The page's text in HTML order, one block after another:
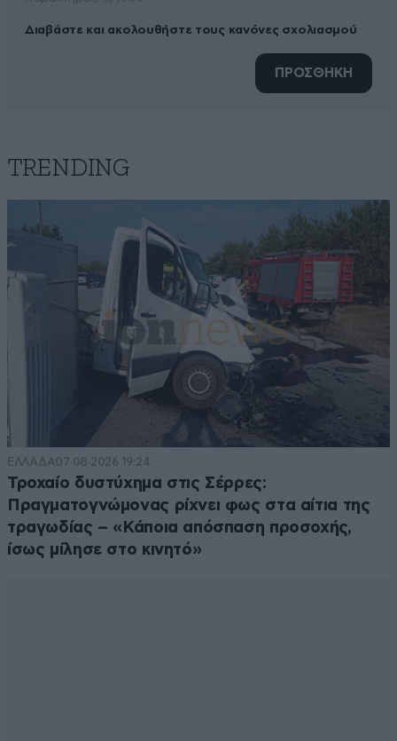
Διαβάστε και ακολουθήστε τους κανόνες σχολιασμού
ΠΡΟΣΘΗΚΗ
TRENDING
ΕΛΛΑΔΑ07·08·2026 19:24
Τροχαίο δυστύχημα στις Σέρρες:
Πραγματογνώμονας ρίχνει φως στα αίτια της
τραγωδίας – «Κάποια απόσπαση προσοχής,
ίσως μίλησε στο κινητό»